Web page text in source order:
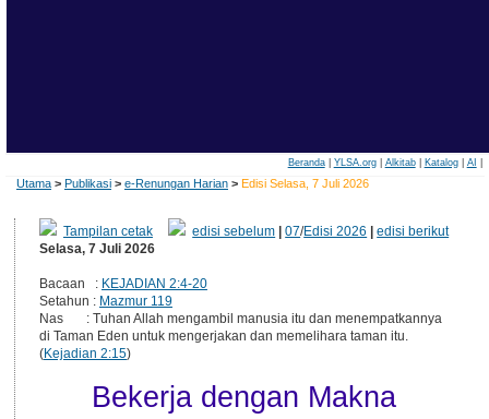
Beranda| YLSA.org| Alkitab| Katalog| AI
Utama > Publikasi > e-Renungan Harian > Edisi Selasa, 7 Juli 2026
Tampilan cetak edisi sebelum |07/Edisi 2026 |edisi berikut
Selasa, 7 Juli 2026
Bacaan : KEJADIAN 2:4-20
Setahun : Mazmur 119
Nas : Tuhan Allah mengambil manusia itu dan menempatkannya
di Taman Eden untuk mengerjakan dan memelihara taman itu.
(Kejadian 2:15)
Bekerja dengan Makna